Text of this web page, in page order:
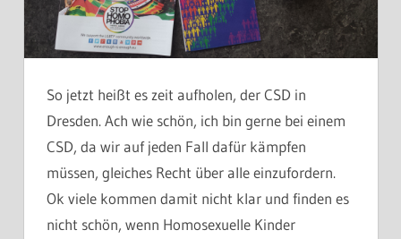
So jetzt heißt es zeit aufholen, der CSD in
Dresden. Ach wie schön, ich bin gerne bei einem
CSD, da wir auf jeden Fall dafür kämpfen
müssen, gleiches Recht über alle einzufordern.
Ok viele kommen damit nicht klar und finden es
nicht schön, wenn Homosexuelle Kinder